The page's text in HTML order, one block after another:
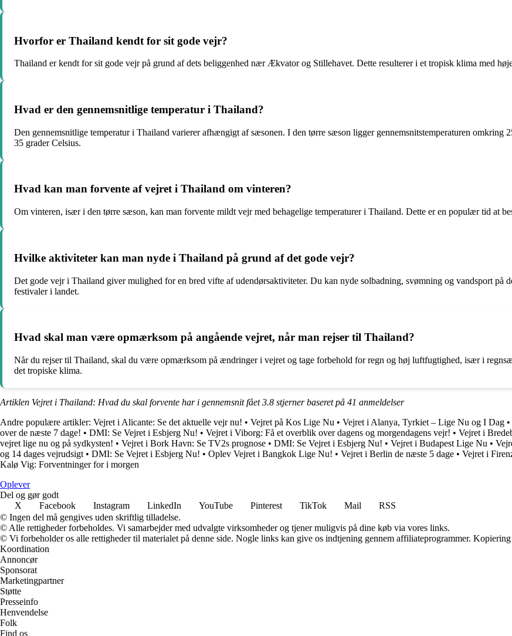
Hvorfor er Thailand kendt for sit gode vejr?
Thailand er kendt for sit gode vejr på grund af dets beliggenhed nær Ækvator og Stillehavet. Dette resulterer i et tropisk klima med
Hvad er den gennemsnitlige temperatur i Thailand?
Den gennemsnitlige temperatur i Thailand varierer afhængigt af sæsonen. I den tørre sæson ligger gennemsnitstemperaturen omkring
35 grader Celsius.
Hvad kan man forvente af vejret i Thailand om vinteren?
Om vinteren, især i den tørre sæson, kan man forvente mildt vejr med behagelige temperaturer i Thailand. Dette er en populær tid at
Hvilke aktiviteter kan man nyde i Thailand på grund af det gode vejr?
Det gode vejr i Thailand giver mulighed for en bred vifte af udendørsaktiviteter. Du kan nyde solbadning, svømning og vandsport på
festivaler i landet.
Hvad skal man være opmærksom på angående vejret, når man rejser til Thailand?
Når du rejser til Thailand, skal du være opmærksom på ændringer i vejret og tage forbehold for regn og høj luftfugtighed, især i
det tropiske klima.
Artiklen Vejret i Thailand: Hvad du skal forvente har i gennemsnit fået3.8 stjerner baseret på 41 anmeldelser
Andre populære artikler: Vejret i Alicante: Se det aktuelle vejr nu! • Vejret på Kos Lige Nu • Vejret i Alanya, Tyrkiet – Lige Nu og I Dag •
over de næste 7 dage! • DMI: Se Vejret i Esbjerg Nu! • Vejret i Viborg: Få et overblik over dagens og morgendagens vejr! • Vejret i
vejret lige nu og på sydkysten! • Vejret i Bork Havn: Se TV2s prognose • DMI: Se Vejret i Esbjerg Nu! • Vejret i Budapest Lige Nu •
og 14 dages vejrudsigt • DMI: Se Vejret i Esbjerg Nu! • Oplev Vejret i Bangkok Lige Nu! • Vejret i Berlin de næste 5 dage • Vejret i
Kalø Vig: Forventninger for i morgen
Oplever
Del og gør godt
X
Facebook Instagram LinkedIn YouTube Pinterest TikTok Mail
RSS
© Ingen del må gengives uden skriftlig tilladelse.
© Alle rettigheder forbeholdes. Vi samarbejder med udvalgte virksomheder og tjener muligvis på dine køb via vores links.
© Vi forbeholder os alle rettigheder til materialet på denne side. Nogle links kan give os indtjening gennem affiliateprogrammer.
Koordination
Annoncør
Sponsorat
Marketingpartner
Støtte
Presseinfo
Henvendelse
Folk
Find os